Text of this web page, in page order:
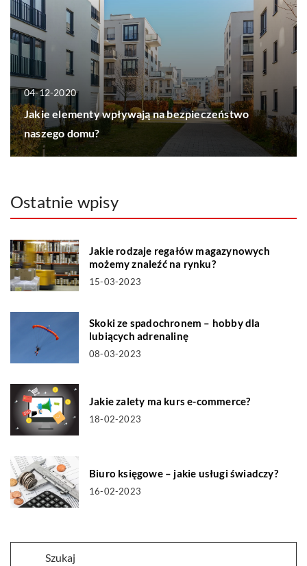
04-12-2020
Jakie elementy wpływają na bezpieczeństwo
naszego domu?
Ostatnie wpisy
Jakie rodzaje regałów magazynowych
możemy znaleźć na rynku?
15-03-2023
Skoki ze spadochronem – hobby dla
lubiących adrenalinę
08-03-2023
Jakie zalety ma kurs e-commerce?
18-02-2023
Biuro księgowe – jakie usługi świadczy?
16-02-2023